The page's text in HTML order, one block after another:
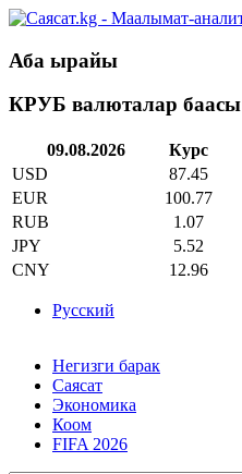
Аба ырайы
КРУБ валюталар баасы
09.08.2026
Курс
USD
87.45
EUR
100.77
RUB
1.07
JPY
5.52
CNY
12.96
Русский
Негизги барак
Саясат
Экономика
Коом
FIFA 2026